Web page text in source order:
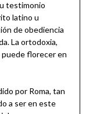
testimonio
latino u
de obediencia
La ortodoxia,
puede florecer en
por Roma, tan
a ser en este